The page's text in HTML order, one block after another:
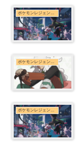
ポケモンレジェンズZ-Aまとめ
ポケモンレジェンズZ-Aまとめ